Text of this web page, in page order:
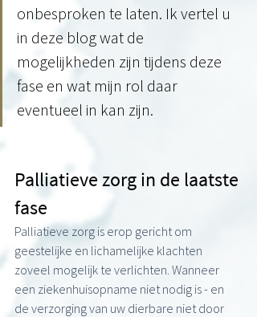
onbesproken te laten. Ik vertel u
in deze blog wat de
mogelijkheden zijn tijdens deze
fase en wat mijn rol daar
eventueel in kan zijn.
Palliatieve zorg in de laatste
fase
Palliatieve zorg is erop gericht om
geestelijke en lichamelijke klachten
zoveel mogelijk te verlichten. Wanneer
een ziekenhuisopname niet nodig is - en
de verzorging van uw dierbare niet door